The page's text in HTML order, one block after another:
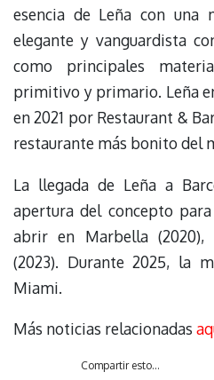
esencia de Leña con una
elegante y vanguardista
como principales
primitivo y primario. Leña
en 2021 por Restaurant &
restaurante más bonito del
La llegada de Leña a
apertura del concepto
abrir en Marbella (2020),
(2023). Durante 2025, la
Miami.
Más noticias relacionadas
Compartir esto...